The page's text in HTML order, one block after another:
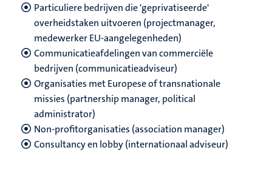
Particuliere bedrijven die 'geprivatiseerde'
overheidstaken uitvoeren (projectmanager,
medewerker EU-aangelegenheden)
Communicatieafdelingen van commerciële
bedrijven (communicatieadviseur)
Organisaties met Europese of transnationale
missies (partnership manager, political
administrator)
Non-profitorganisaties (association manager)
Consultancy en lobby (internationaal adviseur)